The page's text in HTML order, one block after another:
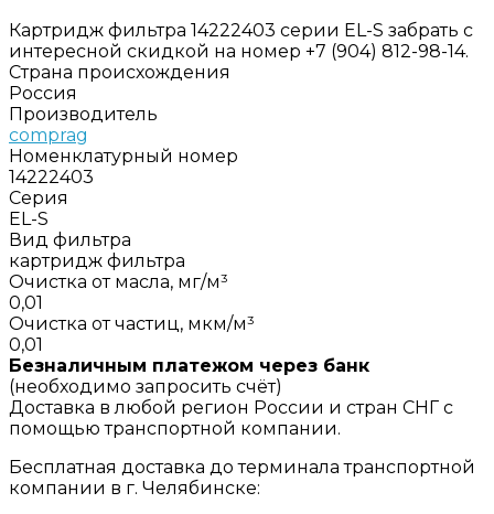
Картридж фильтра 14222403 серии EL-S забрать с
интересной скидкой на номер +7 (904) 812-98-14.
Страна происхождения
Россия
Производитель
comprag
Номенклатурный номер
14222403
Серия
EL-S
Вид фильтра
картридж фильтра
Очистка от масла, мг/м³
0,01
Очистка от частиц, мкм/м³
0,01
Безналичным платежом через банк
(необходимо запросить счёт)
Доставка в любой регион России и стран СНГ с
помощью транспортной компании.
Бесплатная доставка до терминала транспортной
компании в г. Челябинске: